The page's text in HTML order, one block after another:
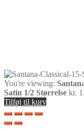
You're viewing:
Satin 1/2 Størrelse kr.
Tilføj til kurv